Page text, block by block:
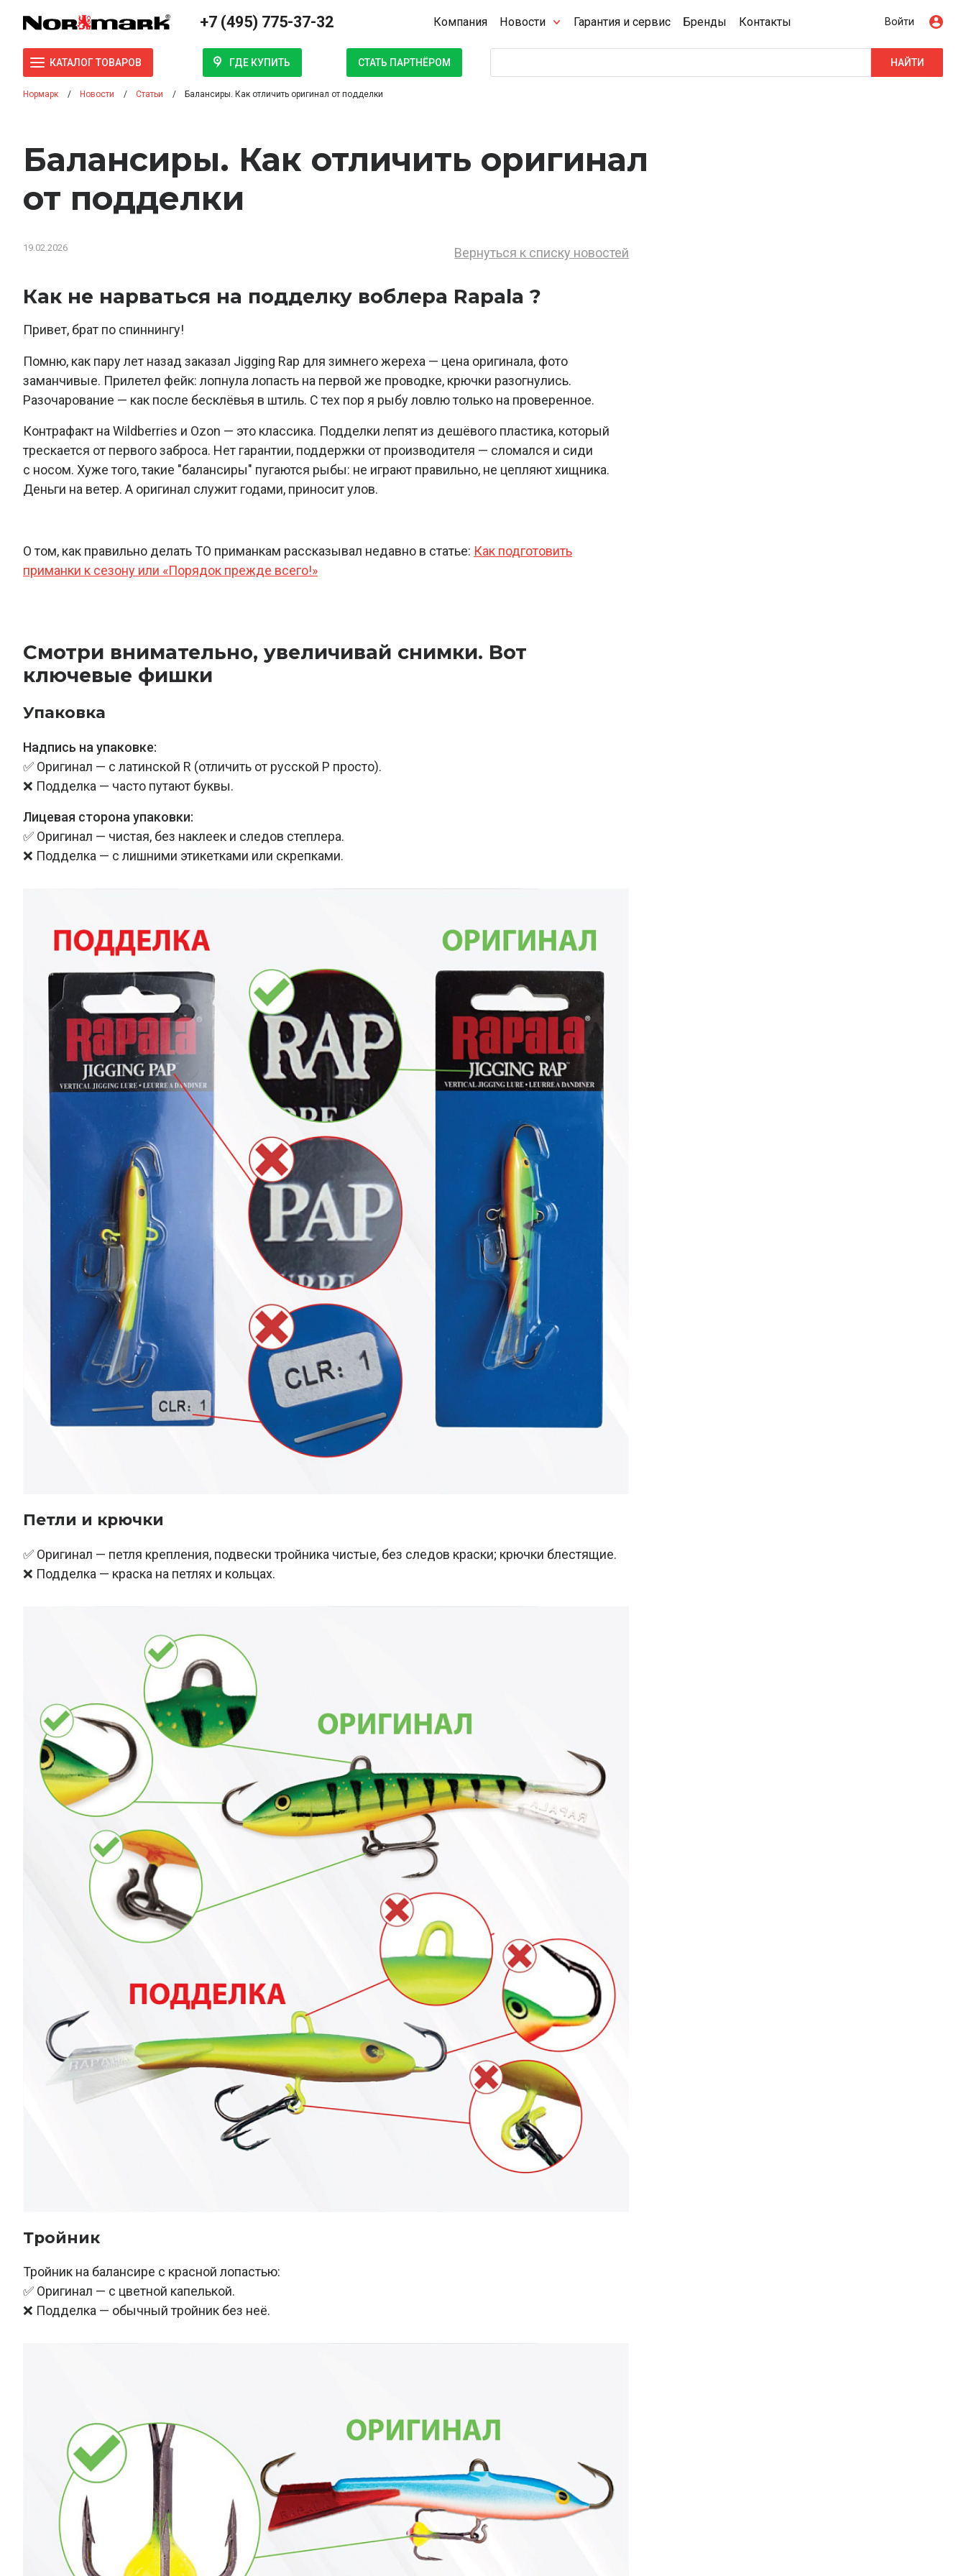
+7 (495) 775-37-32 Компания Новости Гарантия и сервис Бренды Контакты Войти
КАТАЛОГ ТОВАРОВ ГДЕ КУПИТЬ СТАТЬ ПАРТНЁРОМ НАЙТИ
Нормарк Новости Статьи Балансиры. Как отличить оригинал от подделки
Балансиры. Как отличить оригинал
от подделки
19.02.2026 Вернуться к списку новостей
Как не нарваться на подделку воблера Rapala ?
Привет, брат по спиннингу!
Помню, как пару лет назад заказал Jigging Rap для зимнего жереха — цена оригинала, фото
заманчивые. Прилетел фейк: лопнула лопасть на первой же проводке, крючки разогнулись.
Разочарование — как после бесклёвья в штиль. С тех пор я рыбу ловлю только на проверенное.
Контрафакт на Wildberries и Ozon — это классика. Подделки лепят из дешёвого пластика, который
трескается от первого заброса. Нет гарантии, поддержки от производителя — сломался и сиди
с носом. Хуже того, такие "балансиры" пугаются рыбы: не играют правильно, не цепляют хищника.
Деньги на ветер. А оригинал служит годами, приносит улов.
О том, как правильно делать ТО приманкам рассказывал недавно в статье: Как подготовить
приманки к сезону или «Порядок прежде всего!»
Смотри внимательно, увеличивай снимки. Вот
ключевые фишки
Упаковка
Надпись на упаковке:
✅ Оригинал — с латинской R (отличить от русской Р просто).
❌ Подделка — часто путают буквы.
Лицевая сторона упаковки:
✅ Оригинал — чистая, без наклеек и следов степлера.
❌ Подделка — с лишними этикетками или скрепками.
Петли и крючки
✅ Оригинал — петля крепления, подвески тройника чистые, без следов краски; крючки блестящие.
❌ Подделка — краска на петлях и кольцах.
Тройник
Тройник на балансире с красной лопастью:
✅ Оригинал — с цветной капелькой.
❌ Подделка — обычный тройник без неё.